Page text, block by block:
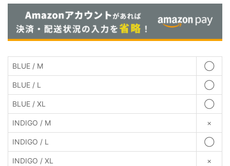
BLUE / M ◯
BLUE / L ◯
BLUE / XL ◯
INDIGO / M ×
INDIGO / L ◯
INDIGO / XL ×